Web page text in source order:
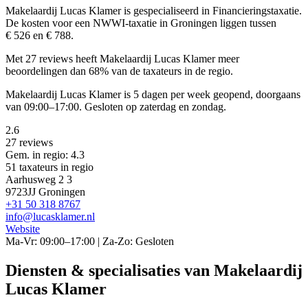
Makelaardij Lucas Klamer is gespecialiseerd in Financieringstaxatie.
De kosten voor een NWWI-taxatie in Groningen liggen tussen
€ 526 en € 788.
Met 27 reviews heeft Makelaardij Lucas Klamer meer
beoordelingen dan 68% van de taxateurs in de regio.
Makelaardij Lucas Klamer is 5 dagen per week geopend, doorgaans
van 09:00–17:00. Gesloten op zaterdag en zondag.
2.6
27 reviews
Gem. in regio: 4.3
51 taxateurs in regio
Aarhusweg 2 3
9723JJ Groningen
+31 50 318 8767
info@lucasklamer.nl
Website
Ma-Vr: 09:00–17:00 | Za-Zo: Gesloten
Diensten & specialisaties van Makelaardij
Lucas Klamer